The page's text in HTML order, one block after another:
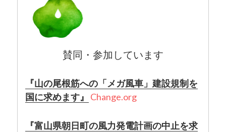
賛同・参加しています
『山の尾根筋への「メガ風車」建設規制を
国に求めます』
Change.org
『富山県朝日町の風力発電計画の中止を求